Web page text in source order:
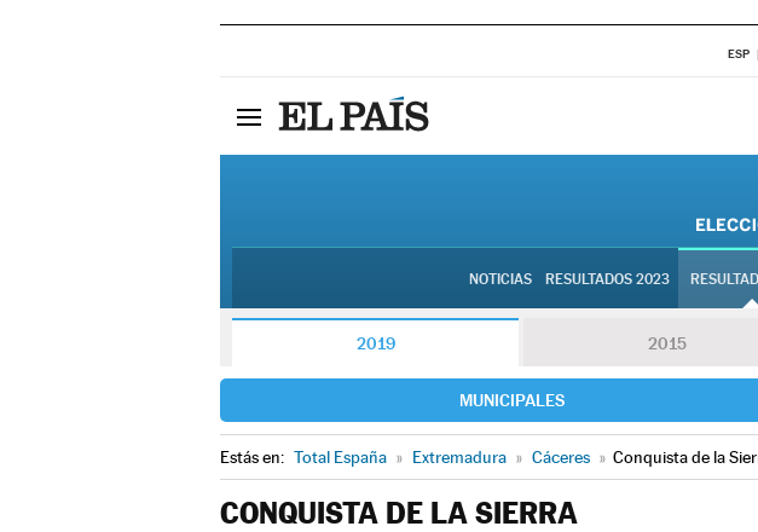
ESP
NOTICIAS RESULTADOS 2023
2019 2015
MUNICIPALES
Estás en: Total España » Extremadura » Cáceres » Conquista de la
CONQUISTA DE LA SIERRA